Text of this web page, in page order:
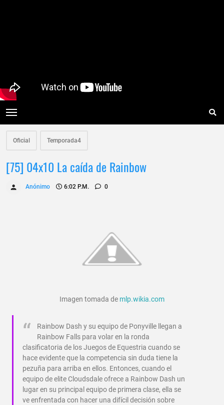
Oficial Temporada4
[75] 04x10 La caída de Rainbow
Anónimo 6:02 P.m. 0
Imagen tomada de mlp.wikia.com
Rainbow Dash y su equipo de Ponyville llegan a
Rainbow Falls para volar en la ronda
clasificatoria de los Juegos de Equestria cuando se
hace evidente que la competencia sin duda tiene la
pezuña para arriba en ellos. Entonces, cuando el
equipo de elite Cloudsdale ofrece a Rainbow Dash un
lugar en su principal equipo de primera clase, ella se
ve enfrentada con hacer una difícil decisión sobre